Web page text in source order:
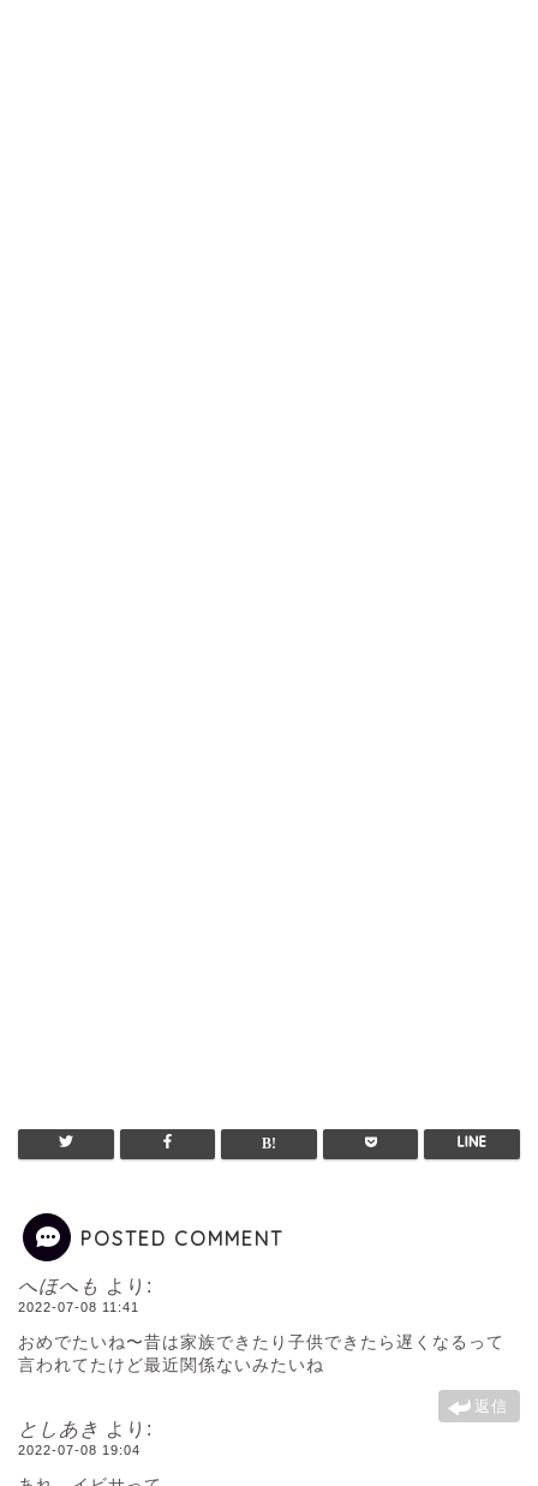
POSTED COMMENT
へほへも より:
2022-07-08 11:41
おめでたいね〜昔は家族できたり子供できたら遅くなるって
言われてたけど最近関係ないみたいね
返信
としあき より:
2022-07-08 19:04